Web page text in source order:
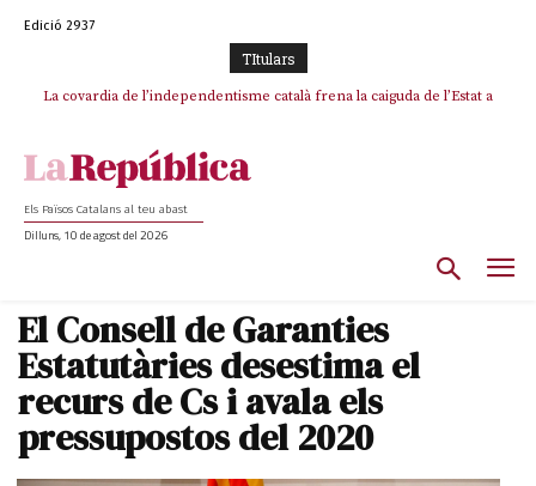
Edició 2937
TItulars
La covardia de l’independentisme català frena la caiguda de l’Estat a
Els Països Catalans al teu abast
Dilluns, 10 de agost del 2026
El Consell de Garanties
Estatutàries desestima el
recurs de Cs i avala els
pressupostos del 2020